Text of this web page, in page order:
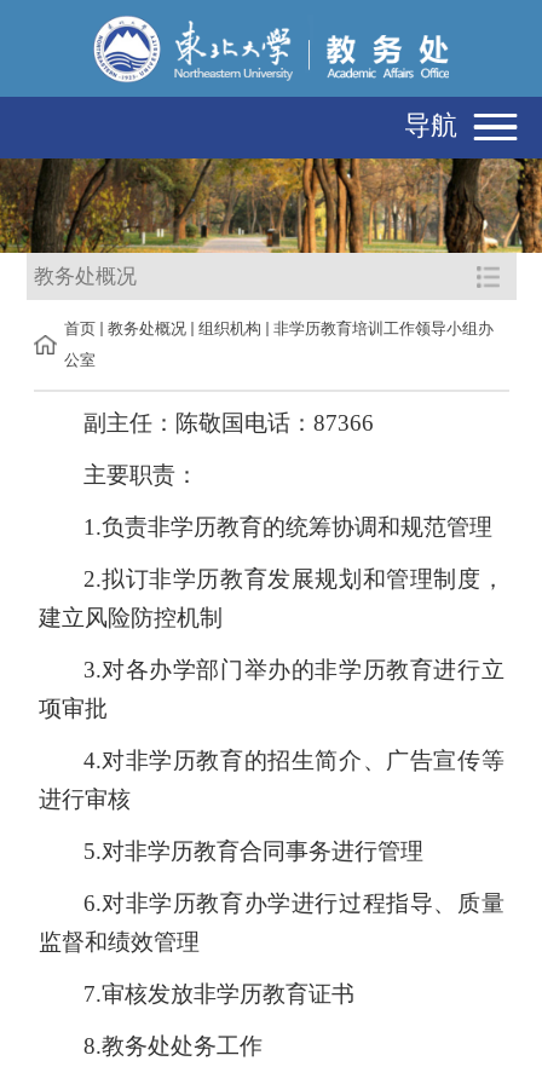
导航
教务处概况
首页 教务处概况 组织机构
非学历教育培训工作领导小组办
公室
副主任：陈敬国电话： 87366
主要职责：
1.负责非学历教育的统筹协调和规范管理
2.拟订非学历教育发展规划和管理制度，
建立风险防控机制
3.对各办学部门举办的非学历教育进行立
项审批
4.对非学历教育的招生简介、广告宣传等
进行审核
5.对非学历教育合同事务进行管理
6.对非学历教育办学进行过程指导、质量
监督和绩效管理
7.审核发放非学历教育证书
8.教务处处务工作